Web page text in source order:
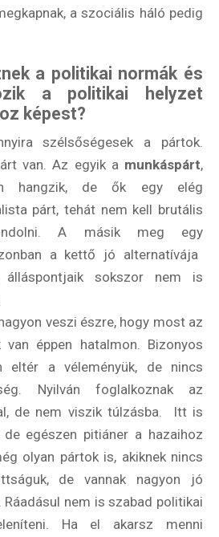
a szociális háló pedig
a politikai normák és
a politikai helyzet
képest?
szélsőségesek a pártok.
van. Az egyik a munkáspárt,
hangzik, de ők egy elég
párt, tehát nem kell brutális
A másik meg egy
a kettő jó alternatívája
sokszor nem is
veszi észre, hogy most az
éppen hatalmon. Bizonyos
eltér a véleményük, de nincs
Nyilván foglalkoznak az
de nem viszik túlzásba. Itt is
egészen pitiáner a hazaihoz
olyan pártok is, akiknek nincs
de vannak nagyon jó
nem is szabad politikai
Ha el akarsz menni